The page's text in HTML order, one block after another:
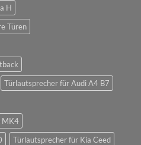
H
Türen
Türlautsprecher für Audi A4 B7
MK4
Türlautsprecher für Kia Ceed